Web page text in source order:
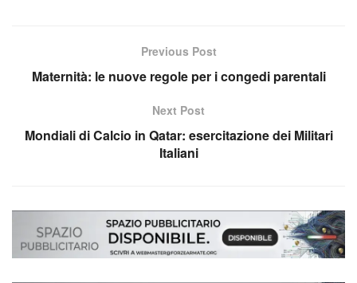
Previous Post
Maternità: le nuove regole per i congedi parentali
Next Post
Mondiali di Calcio in Qatar: esercitazione dei Militari
Italiani